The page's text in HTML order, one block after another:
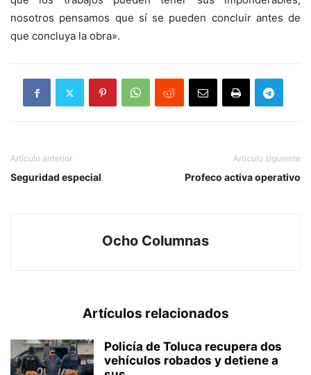
nosotros pensamos que sí se pueden concluir antes de
que concluya la obra».
Artículo anterior
Seguridad especial
Artículo siguiente
Profeco activa operativo
Ocho Columnas
Artículos relacionados
Policía de Toluca recupera dos
vehículos robados y detiene a